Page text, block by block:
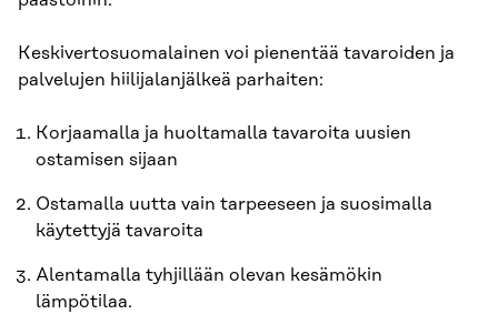
Keskivertosuomalainen voi pienentää tavaroiden ja
palvelujen hiilijalanjälkeä parhaiten:
Korjaamalla ja huoltamalla tavaroita uusien
ostamisen sijaan
Ostamalla uutta vain tarpeeseen ja suosimalla
käytettyjä tavaroita
Alentamalla tyhjillään olevan kesämökin
lämpötilaa.